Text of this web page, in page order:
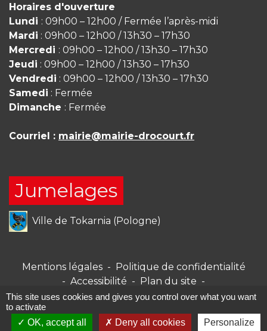
Horaires d'ouverture
Lundi : 09h00 – 12h00 / Fermée l’après-midi
Mardi : 09h00 – 12h00 / 13h30 – 17h30
Mercredi : 09h00 – 12h00 / 13h30 – 17h30
Jeudi : 09h00 – 12h00 / 13h30 – 17h30
Vendredi : 09h00 – 12h00 / 13h30 – 17h30
Samedi : Fermée
Dimanche : Fermée
Courriel : mairie@mairie-drocourt.fr
Jumelages
Ville de Tokarnia (Pologne)
Mentions légales - Politique de confidentialité
- Accessibilité - Plan du site -
Gestion des cookies
Site créé en partenariat avec Réseau des Communes
This site uses cookies and gives you control over what you want
to activate
OK, accept all
Deny all cookies Personalize